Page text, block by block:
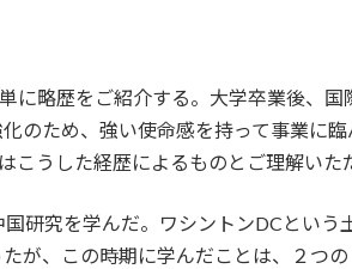
に略歴をご紹介する。大学卒業後、
のため、強い使命感を持って事業に
うした経歴によるものとご理解いた
研究を学んだ。ワシントンDCとい
、この時期に学んだことは、２つの